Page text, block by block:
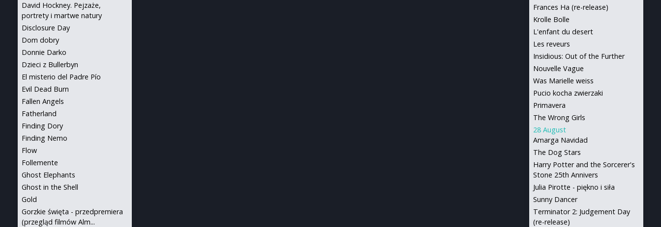
Frances Ha (re-release)
Krolle Bolle
L'enfant du desert
Les reveurs
Insidious: Out of the Further
Nouvelle Vague
Was Marielle weiss
Pucio kocha zwierzaki
Primavera
The Wrong Girls
28 August
Amarga Navidad
The Dog Stars
Harry Potter and the Sorcerer's
Stone 25th Annivers
Julia Pirotte - piękno i siła
Sunny Dancer
Terminator 2: Judgement Day
(re-release)
David Hockney. Pejzaże,
portrety i martwe natury
Disclosure Day
Dom dobry
Donnie Darko
Dzieci z Bullerbyn
El misterio del Padre Pío
Evil Dead Burn
Fallen Angels
Fatherland
Finding Dory
Finding Nemo
Flow
Follemente
Ghost Elephants
Ghost in the Shell
Gold
Gorzkie święta - przedpremiera
(przegląd filmów Alm...